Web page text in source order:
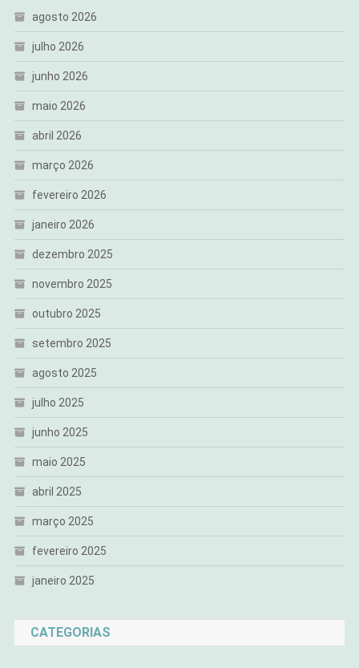
agosto 2026
julho 2026
junho 2026
maio 2026
abril 2026
março 2026
fevereiro 2026
janeiro 2026
dezembro 2025
novembro 2025
outubro 2025
setembro 2025
agosto 2025
julho 2025
junho 2025
maio 2025
abril 2025
março 2025
fevereiro 2025
janeiro 2025
CATEGORIAS